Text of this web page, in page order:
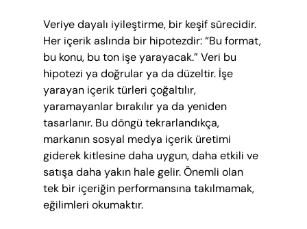
Veriye dayalı iyileştirme, bir keşif sürecidir.
Her içerik aslında bir hipotezdir: “Bu format,
bu konu, bu ton işe yarayacak.” Veri bu
hipotezi ya doğrular ya da düzeltir. İşe
yarayan içerik türleri çoğaltılır,
yaramayanlar bırakılır ya da yeniden
tasarlanır. Bu döngü tekrarlandıkça,
markanın sosyal medya içerik üretimi
giderek kitlesine daha uygun, daha etkili ve
satışa daha yakın hale gelir. Önemli olan
tek bir içeriğin performansına takılmamak,
eğilimleri okumaktır.